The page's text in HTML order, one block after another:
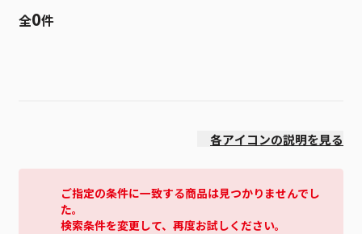
全0件
各アイコンの説明を見る
ご指定の条件に一致する商品は見つかりませんでし
た。
検索条件を変更して、再度お試しください。